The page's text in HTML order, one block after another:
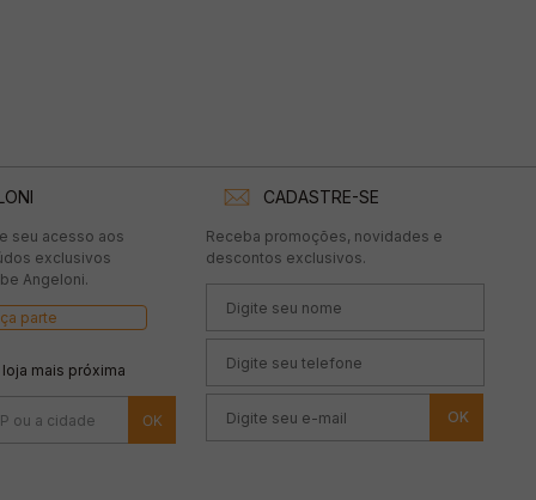
seu acesso aos
exclusivos
Angeloni.
parte
mais próxima
CADASTRE-SE
Receba promoções, novidades e
descontos exclusivos.
OK